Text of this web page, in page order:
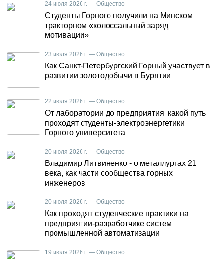
24 июля 2026 г. — Общество
Студенты Горного получили на Минском
тракторном «колоссальный заряд
мотивации»
23 июля 2026 г. — Общество
Как Санкт-Петербургский Горный участвует в
развитии золотодобычи в Бурятии
22 июля 2026 г. — Общество
От лаборатории до предприятия: какой путь
проходят студенты-электроэнергетики
Горного университета
20 июля 2026 г. — Общество
Владимир Литвиненко - о металлургах 21
века, как части сообщества горных
инженеров
20 июля 2026 г. — Общество
Как проходят студенческие практики на
предприятии-разработчике систем
промышленной автоматизации
19 июля 2026 г. — Общество